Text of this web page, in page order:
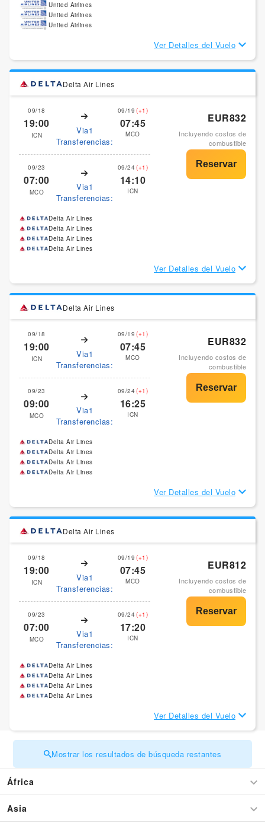
United Airlines
United Airlines
United Airlines
Ver Detalles del Vuelo
Delta Air Lines
09/18
19:00
ICN
Via1
Transferencias:
09/19 (+1)
07:45
MCO
09/23
07:00
MCO
Via1
Transferencias:
09/24(+1)
14:10
ICN
EUR832
Incluyendo costos de
combustible
Delta Air Lines
Delta Air Lines
Delta Air Lines
Delta Air Lines
Ver Detalles del Vuelo
Delta Air Lines
09/18
19:00
ICN
Via1
Transferencias:
09/19 (+1)
07:45
MCO
09/23
09:00
MCO
Via1
Transferencias:
09/24(+1)
16:25
ICN
EUR832
Incluyendo costos de
combustible
Delta Air Lines
Delta Air Lines
Delta Air Lines
Delta Air Lines
Ver Detalles del Vuelo
Delta Air Lines
09/18
19:00
ICN
Via1
Transferencias:
09/19 (+1)
07:45
MCO
09/23
07:00
MCO
Via1
Transferencias:
09/24(+1)
17:20
ICN
EUR812
Incluyendo costos de
combustible
Delta Air Lines
Delta Air Lines
Delta Air Lines
Delta Air Lines
Ver Detalles del Vuelo
Mostrar los resultados de búsqueda restantes
África
Asia